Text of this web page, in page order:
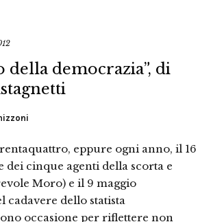
della democrazia”, di
eppure ogni anno, il 16
dei cinque agenti della scorta e
Moro) e il 9 maggio
cadavere dello statista
occasione per riflettere non